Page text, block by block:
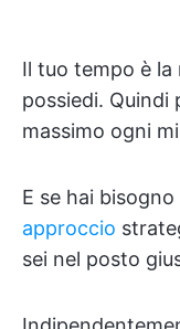
Il tuo tempo è la
possiedi. Quindi
massimo ogni
E se hai
approccio
sei nel posto